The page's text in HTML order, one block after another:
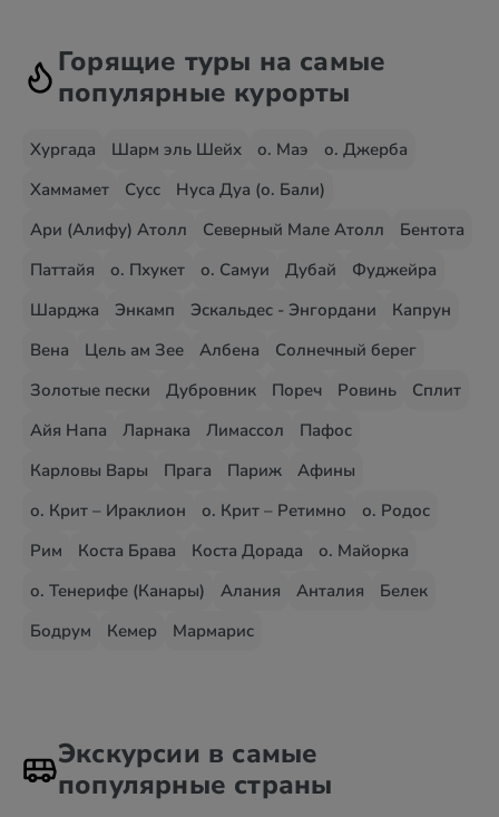
Горящие туры на самые
популярные курорты
Хургада Шарм эль Шейх о. Маэ
о. Джерба
Хаммамет
Сусс
Нуса Дуа (о. Бали)
Ари (Алифу) Атолл
Северный Мале Атолл
Бентота
Паттайя
о. Пхукет о. Самуи Дубай
Фуджейра
Шарджа
Энкамп Эскальдес - Энгордани
Капрун
Вена
Цель ам Зее Албена
Солнечный берег
Золотые пески
Дубровник Пореч Ровинь
Сплит
Айя Напа
Ларнака Лимассол
Пафос
Карловы Вары
Прага Париж
Афины
о. Крит – Ираклион
о. Крит – Ретимно
о. Родос
Рим
Коста Брава Коста Дорада
о. Майорка
о. Тенерифе (Канары)
Алания Анталия
Белек
Бодрум
Кемер Мармарис
Экскурсии в самые
популярные страны